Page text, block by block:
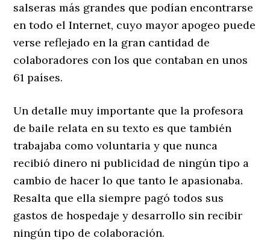
salseras más grandes que podían encontrarse
en todo el Internet, cuyo mayor apogeo puede
verse reflejado en la gran cantidad de
colaboradores con los que contaban en unos
61 países.
Un detalle muy importante que la profesora
de baile relata en su texto es que también
trabajaba como voluntaria y que nunca
recibió dinero ni publicidad de ningún tipo a
cambio de hacer lo que tanto le apasionaba.
Resalta que ella siempre pagó todos sus
gastos de hospedaje y desarrollo sin recibir
ningún tipo de colaboración.